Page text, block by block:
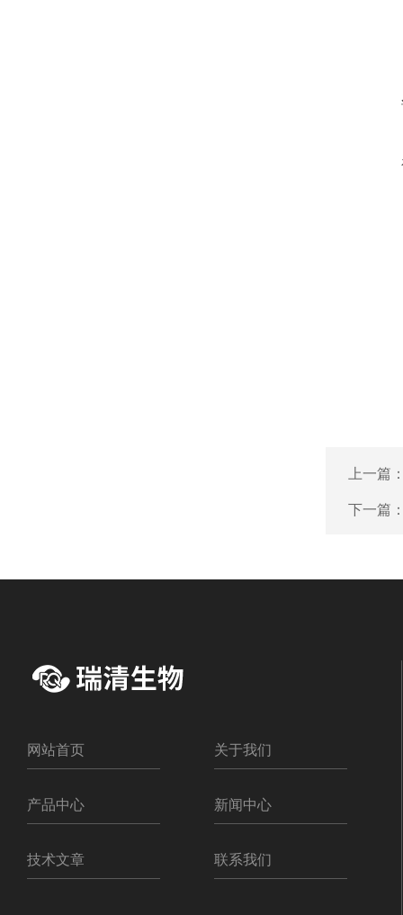
上一篇
下一篇
网站首页 关于我们
产品中心 新闻中心
技术文章 联系我们